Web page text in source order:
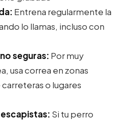
Entrena regularmente la
lo llamas, incluso con
seguras: Por muy
usa correa en zonas
o lugares
Si tu perro